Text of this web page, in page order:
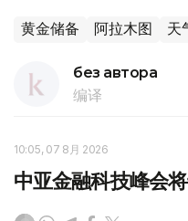
黄金储备 阿拉木图 天
без автора
编译
10:05, 07 8月 2026
中亚金融科技峰会